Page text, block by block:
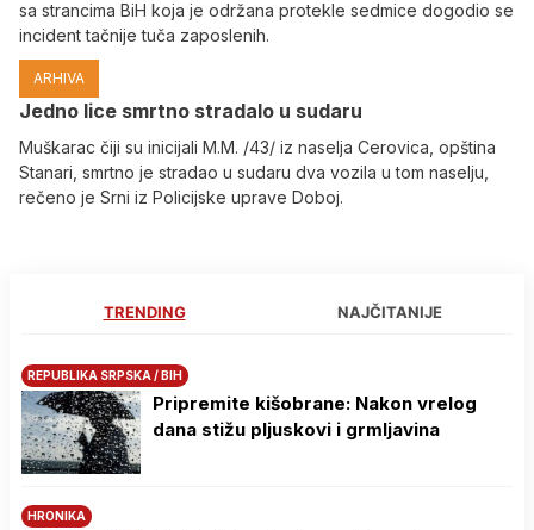
sa strancima BiH koja je održana protekle sedmice dogodio se
incident tačnije tuča zaposlenih.
ARHIVA
Јedno lice smrtno stradalo u sudaru
Muškarac čiji su inicijali M.M. /43/ iz naselja Cerovica, opština
Stanari, smrtno je stradao u sudaru dva vozila u tom naselju,
rečeno je Srni iz Policijske uprave Doboj.
TRENDING NAJČITANIJE
REPUBLIKA SRPSKA / BIH
Pripremite kišobrane: Nakon vrelog
dana stižu pljuskovi i grmljavina
HRONIKA